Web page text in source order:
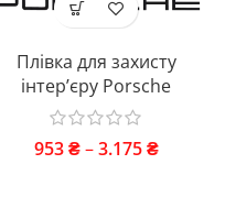
Плівка для захисту
інтер’єру Porsche
953₴ – 3.175₴